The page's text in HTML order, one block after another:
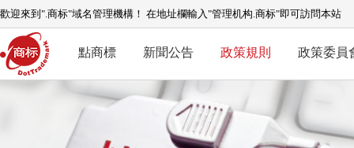
歡迎來到".商标"域名管理機構！ 在地址欄輸入"管理机构.商标"即可訪問本站
點商標 新聞公告 政策規則 政策委員